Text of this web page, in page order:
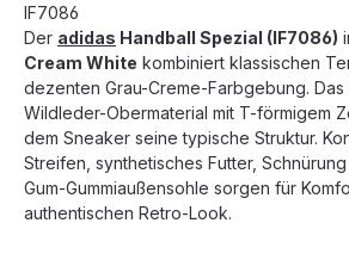
IF7086
Der adidas Handball Spezial (IF7086)
Cream White kombiniert klassischen
dezenten Grau-Creme-Farbgebung.
Wildleder-Obermaterial mit T-förmigem
dem Sneaker seine typische Struktur.
Streifen, synthetisches Futter,
Gum-Gummiaußensohle sorgen für
authentischen Retro-Look.